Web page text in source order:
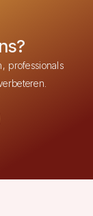
professionals